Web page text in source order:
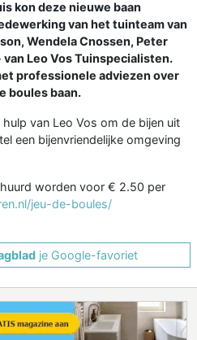
kon deze nieuwe baan
van het tuinteam van
Wendela Cnossen, Peter
Leo Vos Tuinspecialisten.
professionele adviezen over
boules baan.
van Leo Vos om de bijen uit
een bijenvriendelijke omgeving
worden voor € 2.50 per
jeu-de-boules/
je Google-favoriet